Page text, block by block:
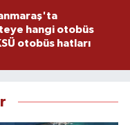
hangi otobüs
otobüs hatları